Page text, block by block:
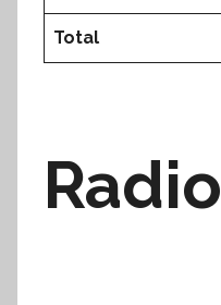
Total
Radio